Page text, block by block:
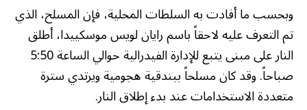
وبحسب ما أفادت به السلطات المحلية، فإن المسلح، الذي
تم التعرف عليه لاحقاً باسم رايان لويس موسكييدا، أطلق
النار على مبنى يتبع للإدارة الفيدرالية حوالي الساعة 5:50
صباحاً. وقد كان مسلحاً ببندقية هجومية ويرتدي سترة
متعددة الاستخدامات عند بدء إطلاق النار.